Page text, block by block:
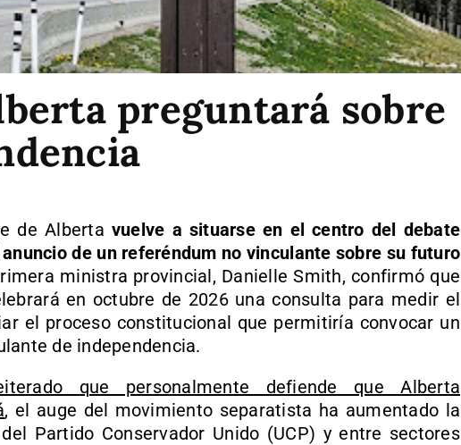
preguntará sobre
deAlberta vuelve a situarse en el centro del debate
de un referéndum no vinculante sobre su futuro
ministra provincial, Danielle Smith, confirmó que
en octubre de 2026 una consulta para medir el
el proceso constitucional que permitiría convocar un
de independencia.
que personalmente defiende que Alberta
, el auge del movimiento separatista ha aumentado la
Partido Conservador Unido (UCP) y entre sectores